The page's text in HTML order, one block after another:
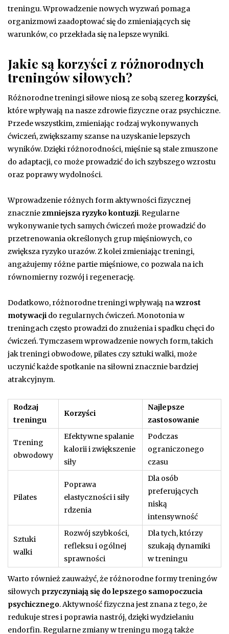
treningu. Wprowadzenie nowych wyzwań pomaga
organizmowi zaadoptować się do zmieniających się
warunków, co przekłada się na lepsze wyniki.
Jakie są korzyści z różnorodnych
treningów siłowych?
Różnorodne treningi siłowe niosą ze sobą szereg korzyści,
które wpływają na nasze zdrowie fizyczne oraz psychiczne.
Przede wszystkim, zmieniając rodzaj wykonywanych
ćwiczeń, zwiększamy szanse na uzyskanie lepszych
wyników. Dzięki różnorodności, mięśnie są stale zmuszone
do adaptacji, co może prowadzić do ich szybszego wzrostu
oraz poprawy wydolności.
Wprowadzenie różnych form aktywności fizycznej
znaczniezmniejsza ryzyko kontuzji. Regularne
wykonywanie tych samych ćwiczeń może prowadzić do
przetrenowania określonych grup mięśniowych, co
zwiększa ryzyko urazów. Z kolei zmieniając treningi,
angażujemy różne partie mięśniowe, co pozwala na ich
równomierny rozwój i regenerację.
Dodatkowo, różnorodne treningi wpływają nawzrost
motywacji do regularnych ćwiczeń. Monotonia w
treningach często prowadzi do znużenia i spadku chęci do
ćwiczeń. Tymczasem wprowadzenie nowych form, takich
jak treningi obwodowe, pilates czy sztuki walki, może
uczynić każde spotkanie na siłowni znacznie bardziej
atrakcyjnym.
Rodzaj
treningu
Korzyści
Najlepsze
zastosowanie
Trening
obwodowy
Efektywne spalanie
kalorii i zwiększenie
siły
Podczas
ograniczonego
czasu
Pilates
Poprawa
elastyczności i siły
rdzenia
Dla osób
preferujących
niską
intensywność
Sztuki
walki
Rozwój szybkości,
refleksu i ogólnej
sprawności
Dla tych, którzy
szukają dynamiki
w treningu
Warto również zauważyć, że różnorodne formy treningów
siłowych przyczyniają się do lepszego samopoczucia
psychicznego. Aktywność fizyczna jest znana z tego, że
redukuje stres i poprawia nastrój, dzięki wydzielaniu
endorfin. Regularne zmiany w treningu mogą także